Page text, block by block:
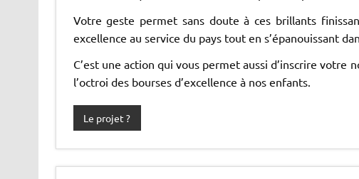
Votre geste permet sans doute à ces brillants
excellence au service du pays tout en s’épanouissant
C’est une action qui vous permet aussi d’inscrire
l’octroi des bourses d’excellence à nos enfants.
Le projet ?